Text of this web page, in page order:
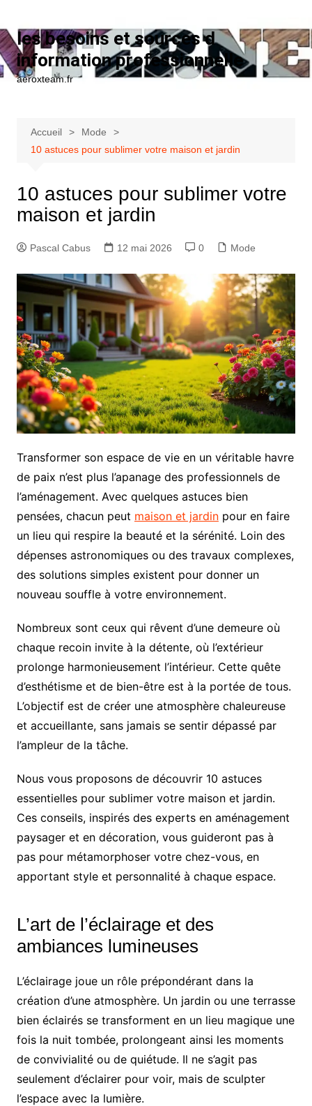
les besoins et sources d
information professionnelle
aeroxteam.fr
Accueil
Mode
10 astuces pour sublimer votre maison et jardin
10 astuces pour sublimer votre
maison et jardin
Pascal Cabus 12 mai 2026 0 Mode
Transformer son espace de vie en un véritable havre
de paix n’est plus l’apanage des professionnels de
l’aménagement. Avec quelques astuces bien
pensées, chacun peut maison et jardinpour en faire
un lieu qui respire la beauté et la sérénité. Loin des
dépenses astronomiques ou des travaux complexes,
des solutions simples existent pour donner un
nouveau souffle à votre environnement.
Nombreux sont ceux qui rêvent d’une demeure où
chaque recoin invite à la détente, où l’extérieur
prolonge harmonieusement l’intérieur. Cette quête
d’esthétisme et de bien-être est à la portée de tous.
L’objectif est de créer une atmosphère chaleureuse
et accueillante, sans jamais se sentir dépassé par
l’ampleur de la tâche.
Nous vous proposons de découvrir 10 astuces
essentielles pour sublimer votre maison et jardin.
Ces conseils, inspirés des experts en aménagement
paysager et en décoration, vous guideront pas à
pas pour métamorphoser votre chez-vous, en
apportant style et personnalité à chaque espace.
L’art de l’éclairage et des
ambiances lumineuses
L’éclairage joue un rôle prépondérant dans la
création d’une atmosphère. Un jardin ou une terrasse
bien éclairés se transforment en un lieu magique une
fois la nuit tombée, prolongeant ainsi les moments
de convivialité ou de quiétude. Il ne s’agit pas
seulement d’éclairer pour voir, mais de sculpter
l’espace avec la lumière.